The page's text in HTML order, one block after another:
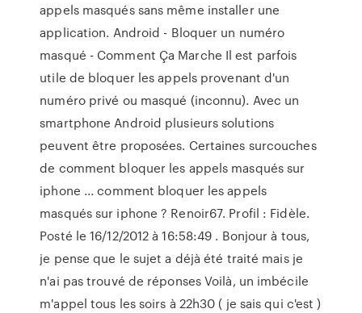
appels masqués sans même installer une
application. Android - Bloquer un numéro
masqué - Comment Ça Marche Il est parfois
utile de bloquer les appels provenant d'un
numéro privé ou masqué (inconnu). Avec un
smartphone Android plusieurs solutions
peuvent être proposées. Certaines surcouches
de comment bloquer les appels masqués sur
iphone ... comment bloquer les appels
masqués sur iphone ? Renoir67. Profil : Fidèle.
Posté le 16/12/2012 à 16:58:49 . Bonjour à tous,
je pense que le sujet a déjà été traité mais je
n'ai pas trouvé de réponses Voilà, un imbécile
m'appel tous les soirs à 22h30 ( je sais qui c'est )